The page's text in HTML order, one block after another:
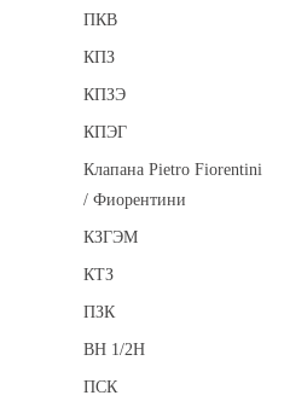
ПКВ
КПЗ
КПЗЭ
КПЭГ
Клапана Pietro Fiorentini
/ Фиорентини
КЗГЭМ
КТЗ
ПЗК
ВН 1/2Н
ПСК